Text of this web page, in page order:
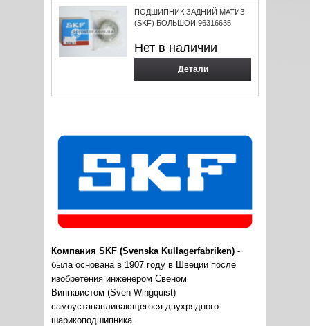
ПОДШИПНИК ЗАДНИЙ МАТИЗ
(SKF) БОЛЬШОЙ 96316635
Нет в наличии
Детали
Компания SKF (Svenska Kullagerfabriken) -
была основана в 1907 году в Швеции после
изобретения инженером Свеном
Вингквистом (Sven Wingquist)
самоустанавливающегося двухрядного
шарикоподшипника.